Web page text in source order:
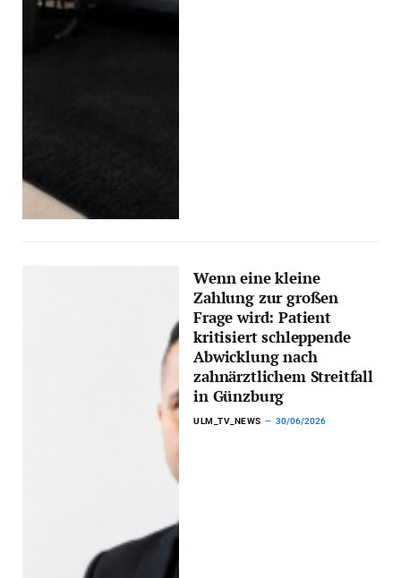
Wenn eine kleine
Zahlung zur großen
Frage wird: Patient
kritisiert schleppende
Abwicklung nach
zahnärztlichem Streitfall
in Günzburg
ULM_TV_NEWS 30/06/2026